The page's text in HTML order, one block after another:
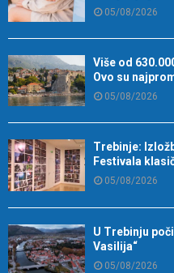
05/08/2026
Više od
Ovo su
05/08/2026
Trebinje:
Festivala
05/08/2026
U Trebinju
Vasilija“
05/08/2026